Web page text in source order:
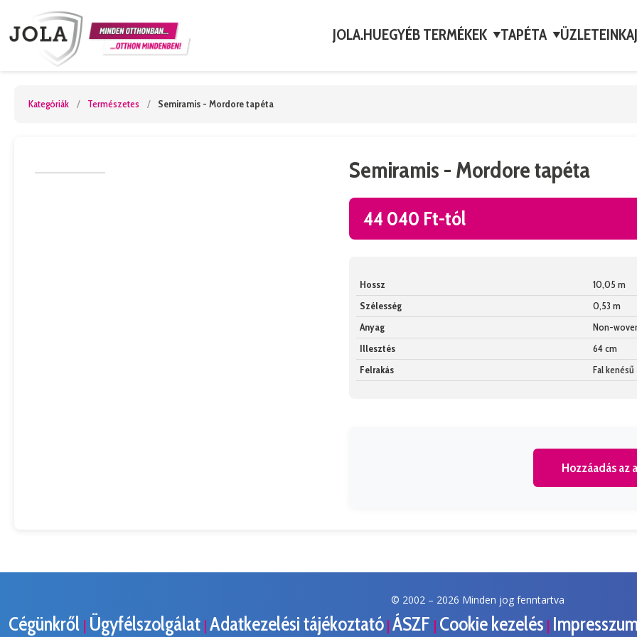
JOLA.HUEGYÉB TERMÉKEK ▼TAPÉTA ▼ÜZLETEINK
Kategóriák / Természetes / Semiramis - Mordore tapéta
Semiramis - Mordore tapéta
44 040 Ft-tól
Hossz
10,05 m
Szélesség
0,53 m
Anyag
Non-
Illesztés
64 cm
Felrakás
Fal kenésű
Hozzáadás az
© 2002 – 2026 Minden jog fenntartva
Cégünkről | Ügyfélszolgálat | Adatkezelési tájékoztató | ÁSZF | Cookie kezelés |